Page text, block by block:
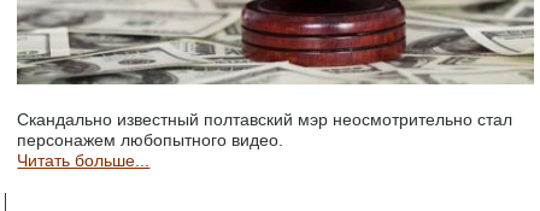
Скандально известный полтавский мэр неосмотрительно стал
персонажем любопытного видео.
Читать больше...